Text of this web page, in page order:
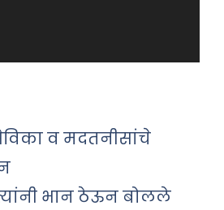
व मदतनीसांचे
भान ठेऊन बोलले